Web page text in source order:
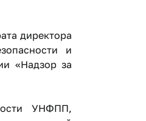
директора
и
«Надзор за
УНФПП,